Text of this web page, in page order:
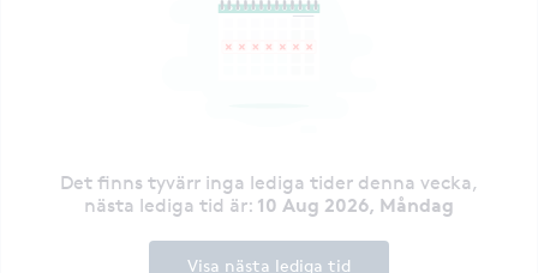
Det finns tyvärr inga lediga tider denna vecka,
nästa lediga tid är: 10 Aug 2026, Måndag
Visa nästa lediga tid